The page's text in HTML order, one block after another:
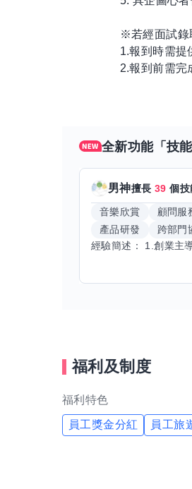
※若經面試錄
1.報到時需提
2.報到前需完
全新功能「技能
男神擅長39 個技
音樂欣賞 顧問服
產品研發
跨部門
福利及制度
福利特色
員工獎金分紅 員工旅